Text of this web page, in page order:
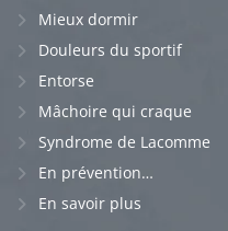
Mieux dormir
Douleurs du sportif
Entorse
Mâchoire qui craque
Syndrome de Lacomme
En prévention…
En savoir plus